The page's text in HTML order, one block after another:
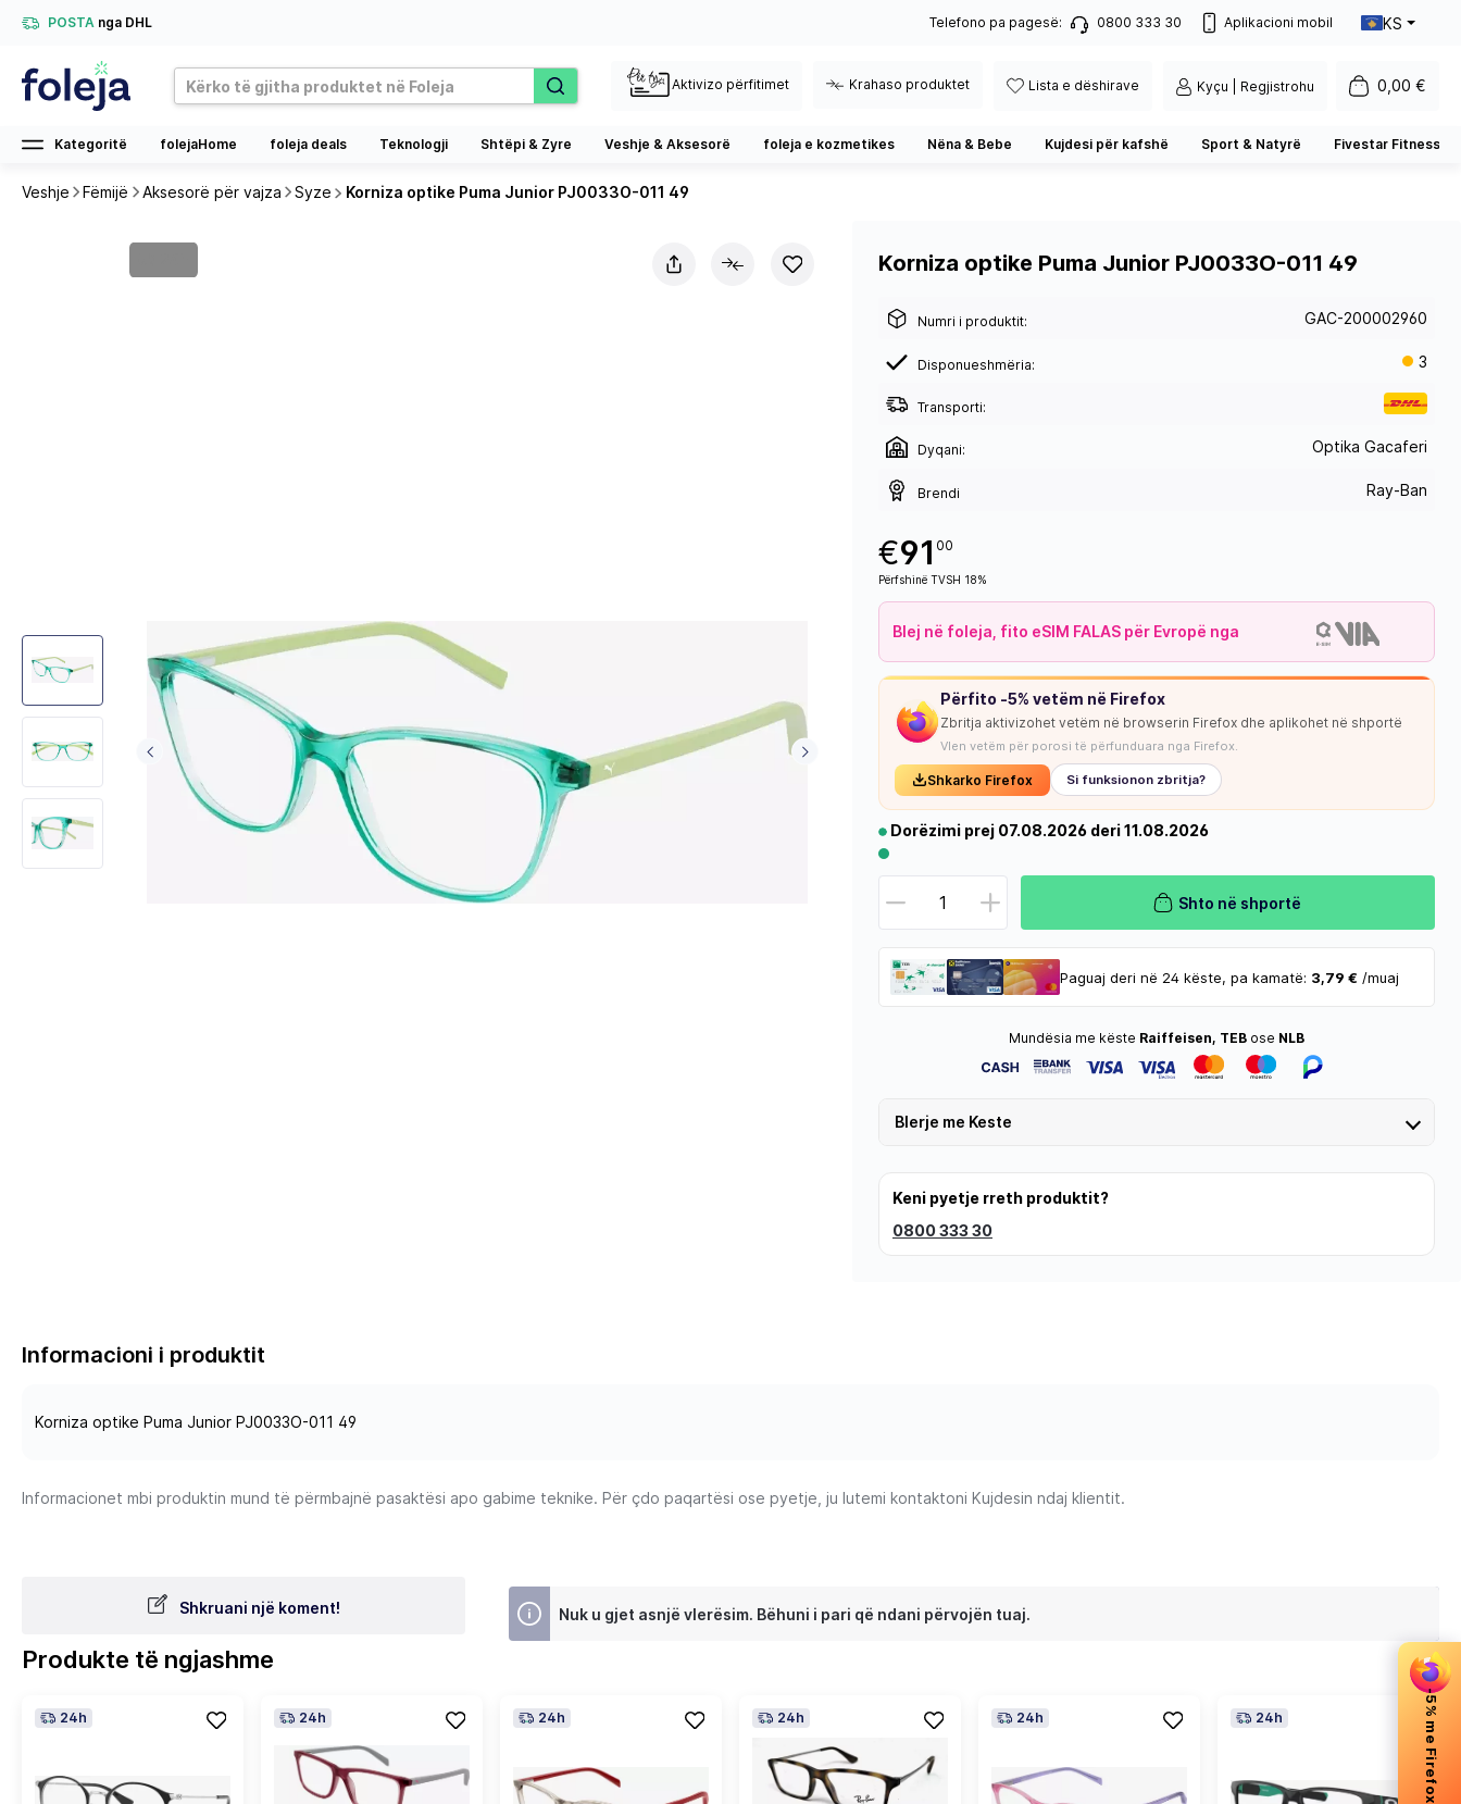
POSTA nga DHL Telefono pa pagesë: 0800 333 30 Aplikacioni mobil KS
Aktivizo përfitimet Krahaso produktet Lista e dëshirave Kyçu | Regjistrohu 0,00 €
Kategoritë folejaHome foleja deals Teknologji Shtëpi & Zyre Veshje & Aksesorë foleja e kozmetikes Nëna & Bebe Kujdesi për kafshë Sport & Natyrë Fivestar Fitness
Veshje Fëmijë Aksesorë për vajza Syze Korniza optike Puma Junior PJ0033O-011 49
Korniza optike Puma Junior PJ0033O-011 49
Numri i produktit: GAC-200002960
Disponueshmëria: 3
Transporti:
Dyqani: Optika Gacaferi
Brendi Ray-Ban
€91 00
Përfshinë TVSH 18%
Blej në foleja, fito eSIM FALAS për Evropë nga
Përfito -5% vetëm në Firefox
Zbritja aktivizohet vetëm në browserin Firefox dhe aplikohet në shportë
Vlen vetëm për porosi të përfunduara nga Firefox.
Shkarko Firefox Si funksionon zbritja?
Dorëzimi prej 07.08.2026 deri 11.08.2026
Shto në shportë
Paguaj deri në 24 këste, pa kamatë: 3,79 € /muaj
-5% me Firefox
Mundësia me këste Raiffeisen, TEB ose NLB
Blerje me Keste
Keni pyetje rreth produktit?
0800 333 30
Informacioni i produktit
Korniza optike Puma Junior PJ0033O-011 49
Informacionet mbi produktin mund të përmbajnë pasaktësi apo gabime teknike. Për çdo paqartësi ose pyetje, ju lutemi kontaktoni Kujdesin ndaj klientit.
Shkruani një koment! Nuk u gjet asnjë vlerësim. Bëhuni i pari që ndani përvojën tuaj.
Produkte të ngjashme
24h 24h 24h 24h 24h 24h